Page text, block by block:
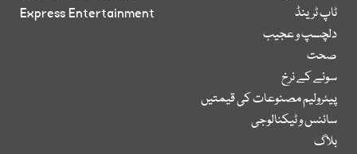
ٹاپ ٹرینڈ
دلچسپ و عجیب
صحت
سونے کے نرخ
پیٹرولیم مصنوعات کی قیمتیں
سائنس و ٹیکنالوجی
بلاگ
Express Entertainment